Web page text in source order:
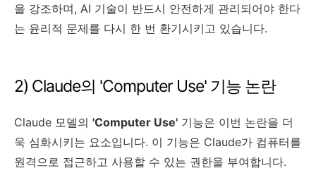
을 강조하며, AI 기술이 반드시 안전하게 관리되어야 한다
는 윤리적 문제를 다시 한 번 환기시키고 있습니다.
2) Claude의 'Computer Use' 기능 논란
Claude 모델의 'Computer Use' 기능은 이번 논란을 더
욱 심화시키는 요소입니다. 이 기능은 Claude가 컴퓨터를
원격으로 접근하고 사용할 수 있는 권한을 부여합니다.